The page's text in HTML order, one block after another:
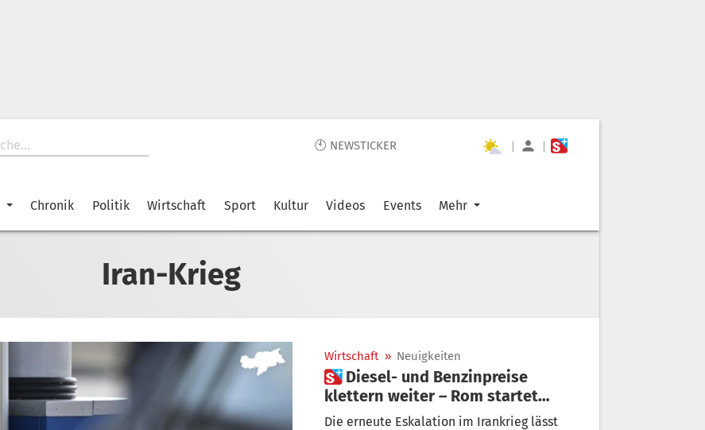
🕙 NEWSTICKER | |
Chronik Politik Wirtschaft Sport Kultur Videos Events Mehr
Iran-Krieg
Wirtschaft » Neuigkeiten
 Diesel- und Benzinpreise
klettern weiter – Rom startet
neue Tank-App
Die erneute Eskalation im Irankrieg lässt